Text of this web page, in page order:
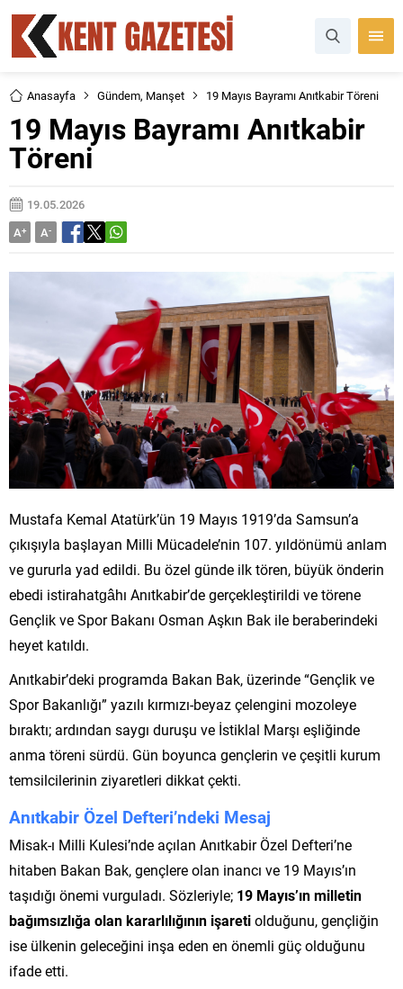
Anasayfa Gündem, Manşet 19 Mayıs Bayramı Anıtkabir Töreni
19 Mayıs Bayramı Anıtkabir
Töreni
19.05.2026
A+ A-
Mustafa Kemal Atatürk’ün 19 Mayıs 1919’da Samsun’a
çıkışıyla başlayan Milli Mücadele’nin 107. yıldönümü anlam
ve gururla yad edildi. Bu özel günde ilk tören, büyük önderin
ebedi istirahatgâhı Anıtkabir’de gerçekleştirildi ve törene
Gençlik ve Spor Bakanı Osman Aşkın Bak ile beraberindeki
heyet katıldı.
Anıtkabir’deki programda Bakan Bak, üzerinde “Gençlik ve
Spor Bakanlığı” yazılı kırmızı-beyaz çelengini mozoleye
bıraktı; ardından saygı duruşu ve İstiklal Marşı eşliğinde
anma töreni sürdü. Gün boyunca gençlerin ve çeşitli kurum
temsilcilerinin ziyaretleri dikkat çekti.
Anıtkabir Özel Defteri’ndeki Mesaj
Misak-ı Milli Kulesi’nde açılan Anıtkabir Özel Defteri’ne
hitaben Bakan Bak, gençlere olan inancı ve 19 Mayıs’ın
taşıdığı önemi vurguladı. Sözleriyle; 19 Mayıs’ın milletin
bağımsızlığa olan kararlılığının işaretiolduğunu, gençliğin
ise ülkenin geleceğini inşa eden en önemli güç olduğunu
ifade etti.